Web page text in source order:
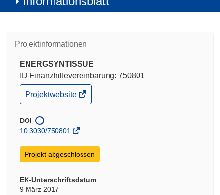
Projektinformationen
ENERGSYNTISSUE
ID Finanzhilfevereinbarung: 750801
(öffnet
in
Fenster)
Projektwebsite
DOI
10.3030/750801
Projekt abgeschlossen
EK-Unterschriftsdatum
9 März 2017